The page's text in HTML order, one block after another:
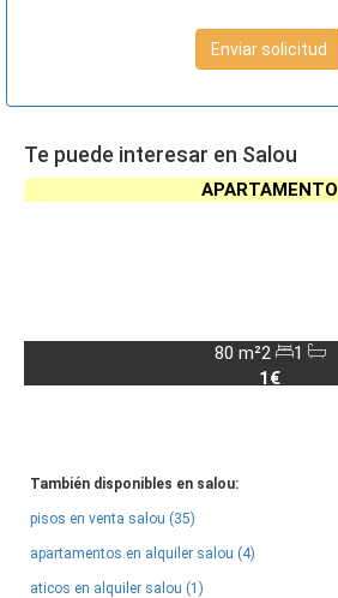
Enviar solicitud
Te puede interesar en Salou
APARTAMENTO
80 m²2
1
1€
También disponibles en salou:
pisos en venta salou (35)
apartamentos en alquiler salou (4)
aticos en alquiler salou (1)